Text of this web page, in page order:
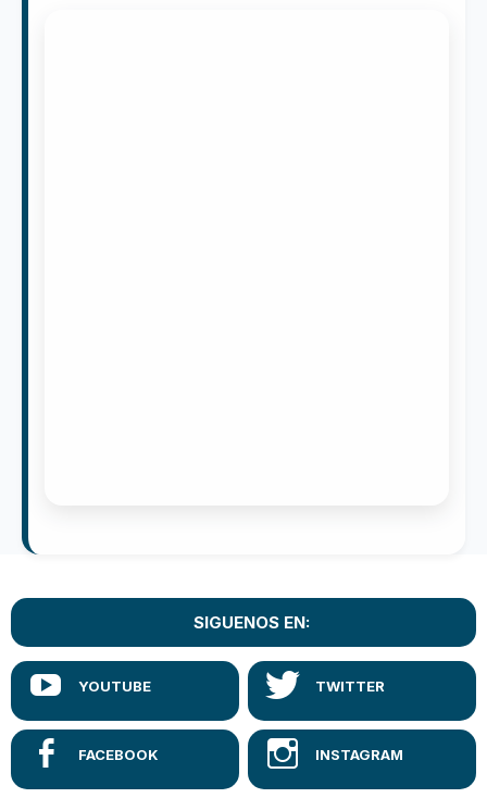
SIGUENOS EN: